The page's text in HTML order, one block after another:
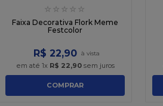
☆ ☆ ☆ ☆ ☆
Faixa Decorativa Flork Meme
Festcolor
R$ 22,90
em até 1x R$ 22,90sem juros
COMPRAR